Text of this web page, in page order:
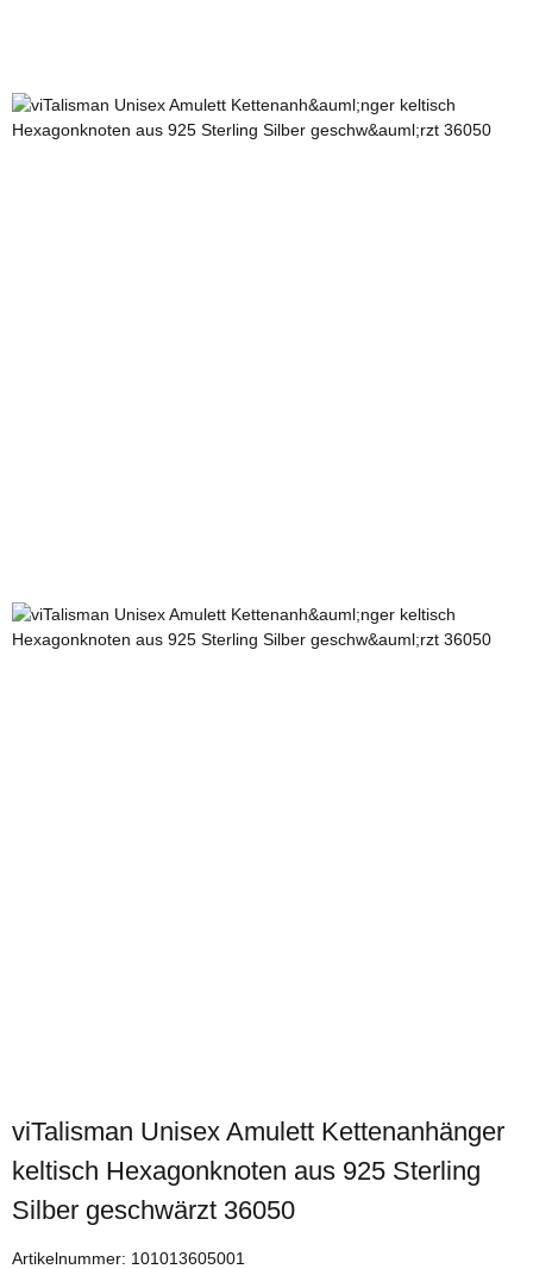
viTalisman Unisex Amulett Kettenanhänger
keltisch Hexagonknoten aus 925 Sterling
Silber geschwärzt 36050
Artikelnummer: 101013605001